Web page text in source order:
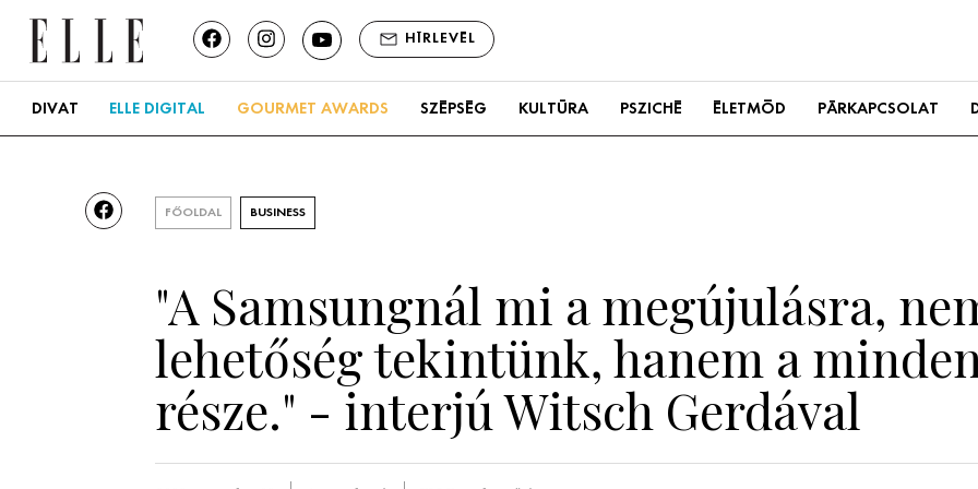
HÍRLEVÉL
DIVAT ELLE DIGITAL GOURMET AWARDS SZÉPSÉG KULTÚRA PSZICHÉ ÉLETMÓD PÁRKAPCSOLAT
FŐOLDAL BUSINESS
"A Samsungnál mi a megújulásra,
lehetőség tekintünk, hanem a
része." - interjú Witsch Gerdával